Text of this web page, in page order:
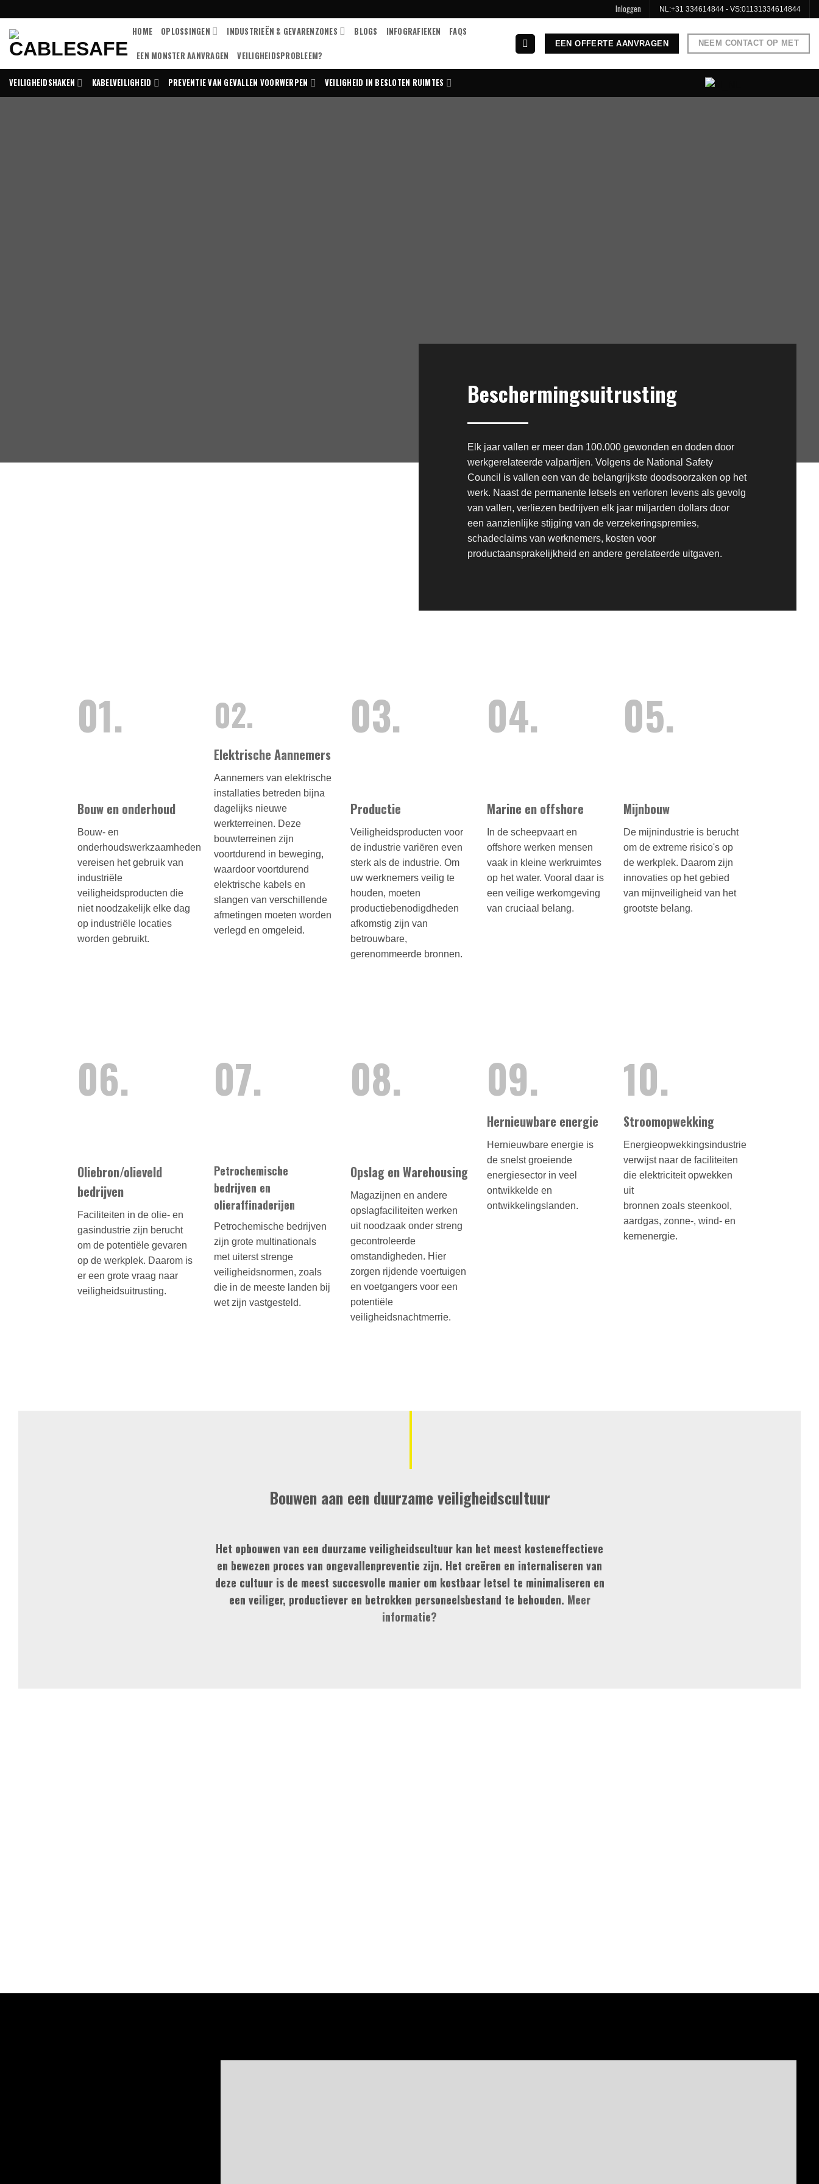
inhoud
Inloggen NL:+31 334614844- VS:01131334614844
HOME OPLOSSINGEN INDUSTRIEËN & GEVARENZONES BLOGS INFOGRAFIEKEN FAQS
EEN MONSTER AANVRAGEN VEILIGHEIDSPROBLEEM?
EEN OFFERTE AANVRAGEN NEEM CONTACT OP MET
VEILIGHEIDSHAKEN KABELVEILIGHEID PREVENTIE VAN GEVALLEN VOORWERPEN VEILIGHEID IN BESLOTEN RUIMTES
Beschermingsuitrusting
Elk jaar vallen er meer dan 100.000 gewonden en doden door
werkgerelateerde valpartijen. Volgens de National Safety
Council is vallen een van de belangrijkste doodsoorzaken op het
werk. Naast de permanente letsels en verloren levens als gevolg
van vallen, verliezen bedrijven elk jaar miljarden dollars door
een aanzienlijke stijging van de verzekeringspremies,
schadeclaims van werknemers, kosten voor
productaansprakelijkheid en andere gerelateerde uitgaven.
01.
Bouw en onderhoud
Bouw- en
onderhoudswerkzaamheden
vereisen het gebruik van
industriële
veiligheidsproducten die
niet noodzakelijk elke dag
op industriële locaties
worden gebruikt.
02.
Elektrische Aannemers
Aannemers van elektrische
installaties betreden bijna
dagelijks nieuwe
werkterreinen. Deze
bouwterreinen zijn
voortdurend in beweging,
waardoor voortdurend
elektrische kabels en
slangen van verschillende
afmetingen moeten worden
verlegd en omgeleid.
03.
Productie
Veiligheidsproducten voor
de industrie variëren even
sterk als de industrie. Om
uw werknemers veilig te
houden, moeten
productiebenodigdheden
afkomstig zijn van
betrouwbare,
gerenommeerde bronnen.
04.
Marine en offshore
In de scheepvaart en
offshore werken mensen
vaak in kleine werkruimtes
op het water. Vooral daar is
een veilige werkomgeving
van cruciaal belang.
05.
Mijnbouw
De mijnindustrie is berucht
om de extreme risico's op
de werkplek. Daarom zijn
innovaties op het gebied
van mijnveiligheid van het
grootste belang.
06.
Oliebron/olieveld
bedrijven
Faciliteiten in de olie- en
gasindustrie zijn berucht
om de potentiële gevaren
op de werkplek. Daarom is
er een grote vraag naar
veiligheidsuitrusting.
07.
Petrochemische
bedrijven en
olieraffinaderijen
Petrochemische bedrijven
zijn grote multinationals
met uiterst strenge
veiligheidsnormen, zoals
die in de meeste landen bij
wet zijn vastgesteld.
08.
Opslag en Warehousing
Magazijnen en andere
opslagfaciliteiten werken
uit noodzaak onder streng
gecontroleerde
omstandigheden. Hier
zorgen rijdende voertuigen
en voetgangers voor een
potentiële
veiligheidsnachtmerrie.
09.
Hernieuwbare energie
Hernieuwbare energie is
de snelst groeiende
energiesector in veel
ontwikkelde en
ontwikkelingslanden.
10.
Stroomopwekking
Energieopwekkingsindustrie
verwijst naar de faciliteiten
die elektriciteit opwekken
uit
bronnen zoals steenkool,
aardgas, zonne-, wind- en
kernenergie.
Bouwen aan een duurzame veiligheidscultuur
Het opbouwen van een duurzame veiligheidscultuur kan het meest kosteneffectieve
en bewezen proces van ongevallenpreventie zijn. Het creëren en internaliseren van
deze cultuur is de meest succesvolle manier om kostbaar letsel te minimaliseren en
een veiliger, productiever en betrokken personeelsbestand te behouden. Meer
informatie?